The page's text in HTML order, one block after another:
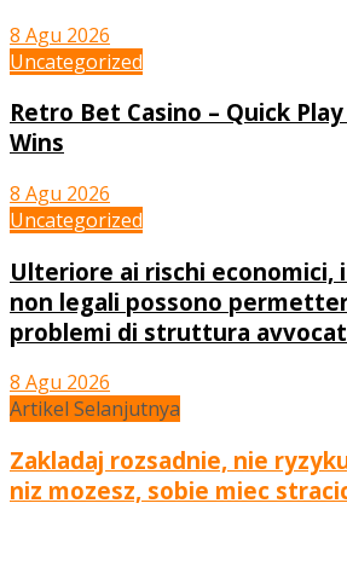
8 Agu 2026
Uncategorized
Retro Bet Casino – Quick
Wins
8 Agu 2026
Uncategorized
Ulteriore ai rischi economici,
non legali possono
problemi di struttura
8 Agu 2026
Artikel Selanjutnya
Zakladaj rozsadnie, nie
niz mozesz, sobie miec